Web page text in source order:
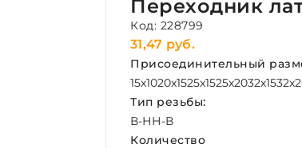
Переходник
Код: 228799
31,47 руб.
Присоединительный
15x1020x1525x1525x2032x15
Тип резьбы:
В-НН-В
Количество